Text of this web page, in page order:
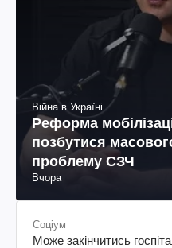
Війна в Україні
Реформа
позбутися
проблему СЗЧ
Вчора
Соціум
Може закінчитись